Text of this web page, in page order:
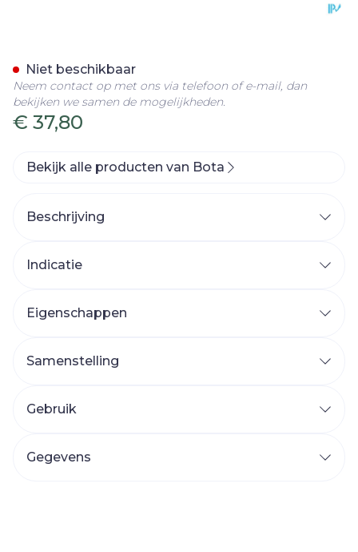
€ 37,80
Niet beschikbaar
Neem contact op met ons via telefoon of e-mail, dan
bekijken we samen de mogelijkheden.
Bekijk alle producten van Bota
Beschrijving
Indicatie
Eigenschappen
Samenstelling
Gebruik
Gegevens